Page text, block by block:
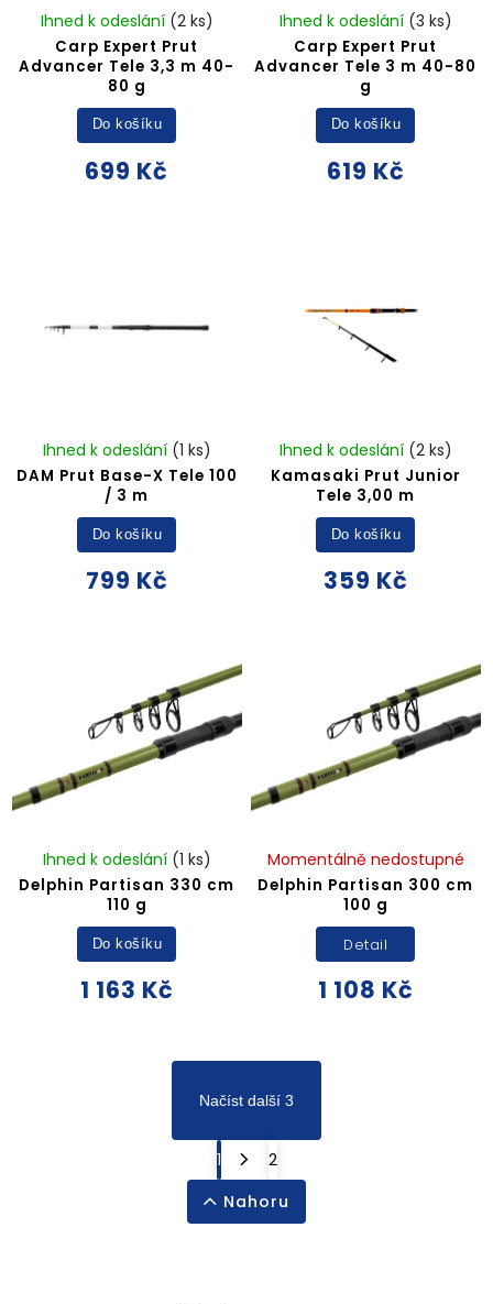
Carp Expert Prut
Advancer Tele 3,3 m 40-
80 g
Ihned k odeslání (2 ks)
699 Kč
Do košíku
Carp Expert Prut
Advancer Tele 3 m 40-80
g
Ihned k odeslání (3 ks)
619 Kč
Do košíku
DAM Prut Base-X Tele 100
/ 3 m
Ihned k odeslání (1 ks)
799 Kč
Do košíku
Kamasaki Prut Junior
Tele 3,00 m
Ihned k odeslání (2 ks)
359 Kč
Do košíku
Delphin Partisan 330 cm
110 g
Ihned k odeslání (1 ks)
1 163 Kč
Do košíku
Delphin Partisan 300 cm
100 g
Momentálně nedostupné
1 108 Kč
Detail
Načíst další 3
1
2
Nahoru